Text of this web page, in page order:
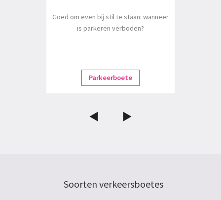
Goed om even bij stil te staan: wanneer
is parkeren verboden?
Parkeerboete
Soorten verkeersboetes